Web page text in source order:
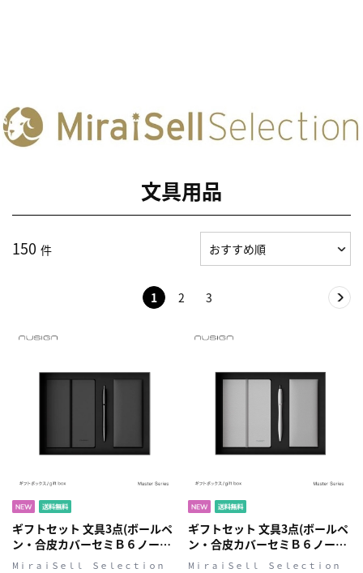
文具用品
150 件
1 2 3
ギフトセット 文具3点(ボールペ
ン・合皮カバーセミＢ６ノー
ト・ポーチ) ギフトにもおすす
MⅰｒａｉＳｅｌｌ Ｓｅｌｅｃｔｉｏｎ
ギフトセット 文具3点(ボールペ
ン・合皮カバーセミＢ６ノー
ト・ポーチ) ギフトにもおすす
MⅰｒａｉＳｅｌｌ Ｓｅｌｅｃｔｉｏｎ